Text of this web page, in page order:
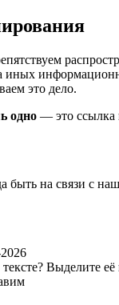
иных
это дело.
одно — это ссылка
быть на связи с
тексте? Выделите